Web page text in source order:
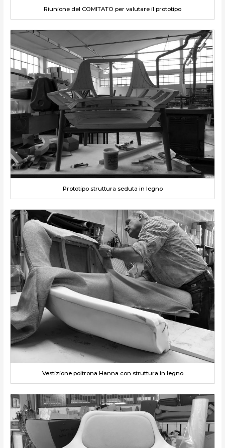
Riunione del COMITATO per valutare il prototipo
Prototipo struttura seduta in legno
Vestizione poltrona Hanna con struttura in legno